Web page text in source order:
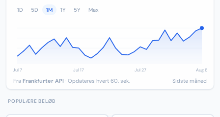
1D 5D 1M 1Y 5Y Max
Fra Frankfurter API · Opdateres hvert 60. sek. Sidste måned
POPULÆRE BELØB